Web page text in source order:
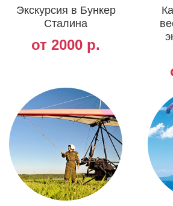
Экскурсия в Бункер
Сталина
от 2000 р.